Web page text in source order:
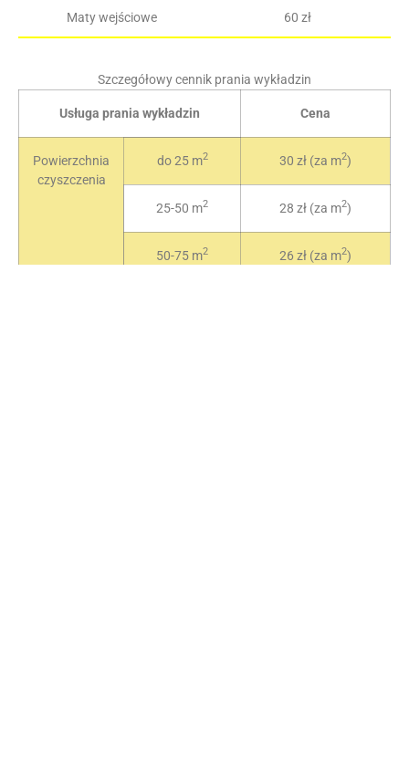
Maty wejściowe 60 zł
Szczegółowy cennik prania wykładzin
Usługa prania wykładzin Cena
Powierzchnia
czyszczenia
do 25 m2 30 zł (za m2)
25-50 m2 28 zł (za m2)
50-75 m2 26 zł (za m2)